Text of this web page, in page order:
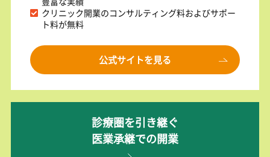
クリニック開業のコンサルティング料およびサポー
ト料が無料
公式サイトを見る
診療圏を引き継ぐ
医業承継での開業